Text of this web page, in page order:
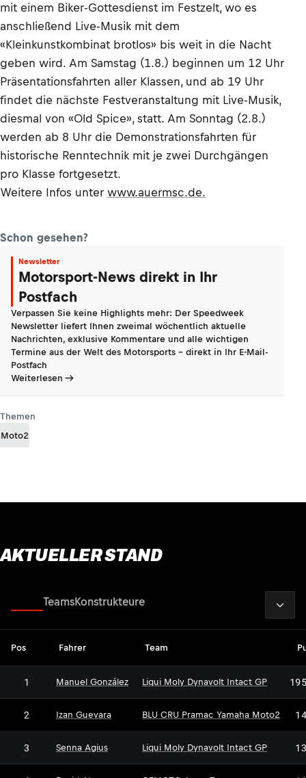
mit einem Biker-Gottesdienst im Festzelt, wo es
anschließend Live-Musik mit dem
«Kleinkunstkombinat brotlos» bis weit in die Nacht
geben wird. Am Samstag (1.8.) beginnen um 12 Uhr
Präsentationsfahrten aller Klassen, und ab 19 Uhr
findet die nächste Festveranstaltung mit Live-Musik,
diesmal von «Old Spice», statt. Am Sonntag (2.8.)
werden ab 8 Uhr die Demonstrationsfahrten für
historische Renntechnik mit je zwei Durchgängen
pro Klasse fortgesetzt.
Weitere Infos unter www.auermsc.de.
Schon gesehen?
Newsletter
Motorsport-News direkt in Ihr
Postfach
Verpassen Sie keine Highlights mehr: Der Speedweek
Newsletter liefert Ihnen zweimal wöchentlich aktuelle
Nachrichten, exklusive Kommentare und alle wichtigen
Termine aus der Welt des Motorsports - direkt in Ihr E-Mail-
Postfach
Weiterlesen
Themen
Moto2
AKTUELLER STAND
TeamsKonstrukteure
Pos Fahrer Team
1 Manuel González Liqui Moly Dynavolt Intact GP
2 Izan Guevara BLU CRU Pramac Yamaha Moto2
3 Senna Agius Liqui Moly Dynavolt Intact GP